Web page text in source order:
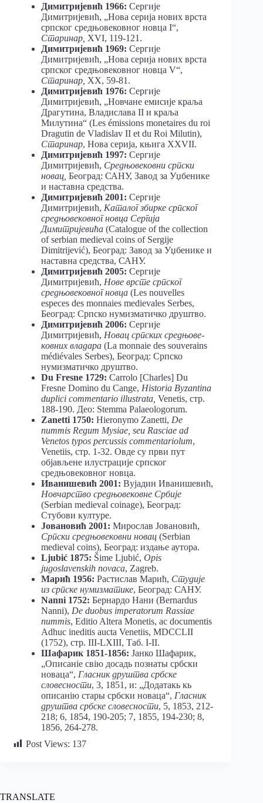
Димитријевић 1966: Сергије
Димитријевић, „Нова серија нових врста
српског средњовековног новца I“,
Старинар, XVI, 119-121.
Димитријевић 1969: Сергије
Димитријевић, „Нова серија нових врста
српског средњовековног новца V“,
Старинар, XX, 59-81.
Димитријевић 1976: Сергије
Димитријевић, „Новчане емисије краља
Драгутина, Владислава II и краља
Милутина“ (Les émissions monetaires du roi
Dragutin de Vladislav II et du Roi Milutin),
Старинар, Нова серија, књига XXVII.
Димитријевић 1997: Сергије
Димитријевић, Средњовековни српски
новац, Београд: САНУ, Завод за Уџбенике
и наставна средства.
Димитријевић 2001: Сергије
Димитријевић, Kаталог збирке српског
средњовековног новца Сергија
Димитријевића (Catalogue of the collection
of serbian medieval coins of Sergije
Dimitrijević), Београд: Завод за Уџбенике и
наставна средства, САНУ.
Димитријевић 2005: Сергије
Димитријевић, Нове врсте српског
средњовековног новца (Les nouvelles
especes des monnaies medievales Serbes,
Београд: Српско нумизматичко друштво.
Димитријевић 2006: Сергије
Димитријевић, Новац српских средњове-
ковних владара (La monnaie des souverains
médiévales Serbes), Београд: Српско
нумизматичко друштво.
Du Fresne 1729: Carrolo [Charles] Du
Fresne Domino du Cange, Historia Byzantina
duplici commentario illustrata, Venetis, стр.
188-190. Део: Stemma Palaeologorum.
Zanetti 1750: Hieronymo Zanetti, De
nummis Regum Mysiae, seu Rasciae ad
Venetos typos percussis commentariolum,
Venetiis, стр. 1-32. Овде су први пут
објављене илустрације српског
средњовековног новца.
Иванишевић 2001: Вујадин Иванишевић,
Новчарство средњовековне Србије
(Serbian medieval coinage), Београд:
Стубови културе.
Јовановић 2001: Мирослав Јовановић,
Српски средњовековни новац (Serbian
medieval coins), Београд: издање аутора.
Ljubić 1875: Šime Ljubić, Opis
jugoslavenskih novaca, Zagreb.
Марић 1956: Растислав Марић, Студије
из српске нумизматике, Београд: САНУ.
Nanni 1752: Бернардo Нани (Bernardus
Nanni), De duobus imperatorum Rassiae
nummis, Editio Altera Monetis, ac documentis
Adhuc ineditis aucta Venetiis, MDCCLII
(1752), стр. III-LXIII, Таб. I-II.
Шафарик 1851-1856: Јанко Шафарик,
„Описанiе свiю досадь познаты србски
новаца“, Гласник друштва србске
словесности, 3, 1851, и: „Додатакь кь
описанiю стары србски новаца“, Гласник
друштва србске словесности, 5, 1853, 212-
218; 6, 1854, 190-205; 7, 1855, 194-230; 8,
1856, 264-278.
Post Views: 137
TRANSLATE